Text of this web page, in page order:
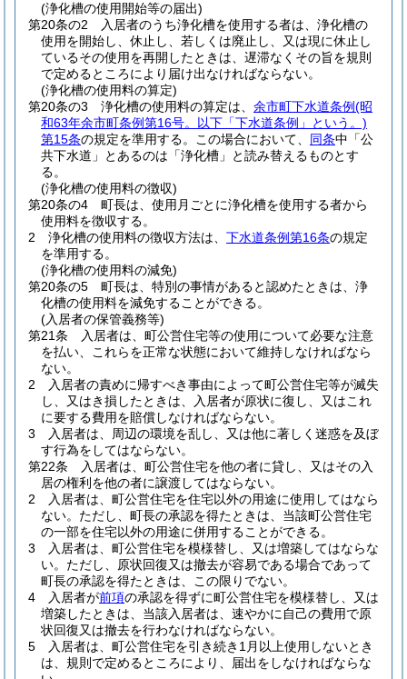
(浄化槽の使用開始等の届出)
第20条の2
入居者のうち浄化槽を使用する者は、浄化槽の
使用を開始し、休止し、若しくは廃止し、又は現に休止し
ているその使用を再開したときは、遅滞なくその旨を規則
で定めるところにより届け出なければならない。
(浄化槽の使用料の算定)
第20条の3
浄化槽の使用料の算定は、 余市町下水道条例(昭
和63年余市町条例第16号。以下「下水道条例」という。)
第15条の規定を準用する。 この場合において、 同条中「公
共下水道」とあるのは「浄化槽」と読み替えるものとす
る。
(浄化槽の使用料の徴収)
第20条の4
町長は、使用月ごとに浄化槽を使用する者から
使用料を徴収する。
2
浄化槽の使用料の徴収方法は、 下水道条例第16条の規定
を準用する。
(浄化槽の使用料の減免)
第20条の5
町長は、特別の事情があると認めたときは、浄
化槽の使用料を減免することができる。
(入居者の保管義務等)
第21条
入居者は、町公営住宅等の使用について必要な注意
を払い、これらを正常な状態において維持しなければなら
ない。
2
入居者の責めに帰すべき事由によって町公営住宅等が滅失
し、又はき損したときは、入居者が原状に復し、又はこれ
に要する費用を賠償しなければならない。
3
入居者は、周辺の環境を乱し、又は他に著しく迷惑を及ぼ
す行為をしてはならない。
第22条
入居者は、町公営住宅を他の者に貸し、又はその入
居の権利を他の者に譲渡してはならない。
2
入居者は、町公営住宅を住宅以外の用途に使用してはなら
ない。 ただし、町長の承認を得たときは、当該町公営住宅
の一部を住宅以外の用途に併用することができる。
3
入居者は、町公営住宅を模様替し、又は増築してはならな
い。 ただし、原状回復又は撤去が容易である場合であって
町長の承認を得たときは、この限りでない。
4
入居者が前項の承認を得ずに町公営住宅を模様替し、又は
増築したときは、当該入居者は、速やかに自己の費用で原
状回復又は撤去を行わなければならない。
5
入居者は、町公営住宅を引き続き1月以上使用しないとき
は、規則で定めるところにより、届出をしなければならな